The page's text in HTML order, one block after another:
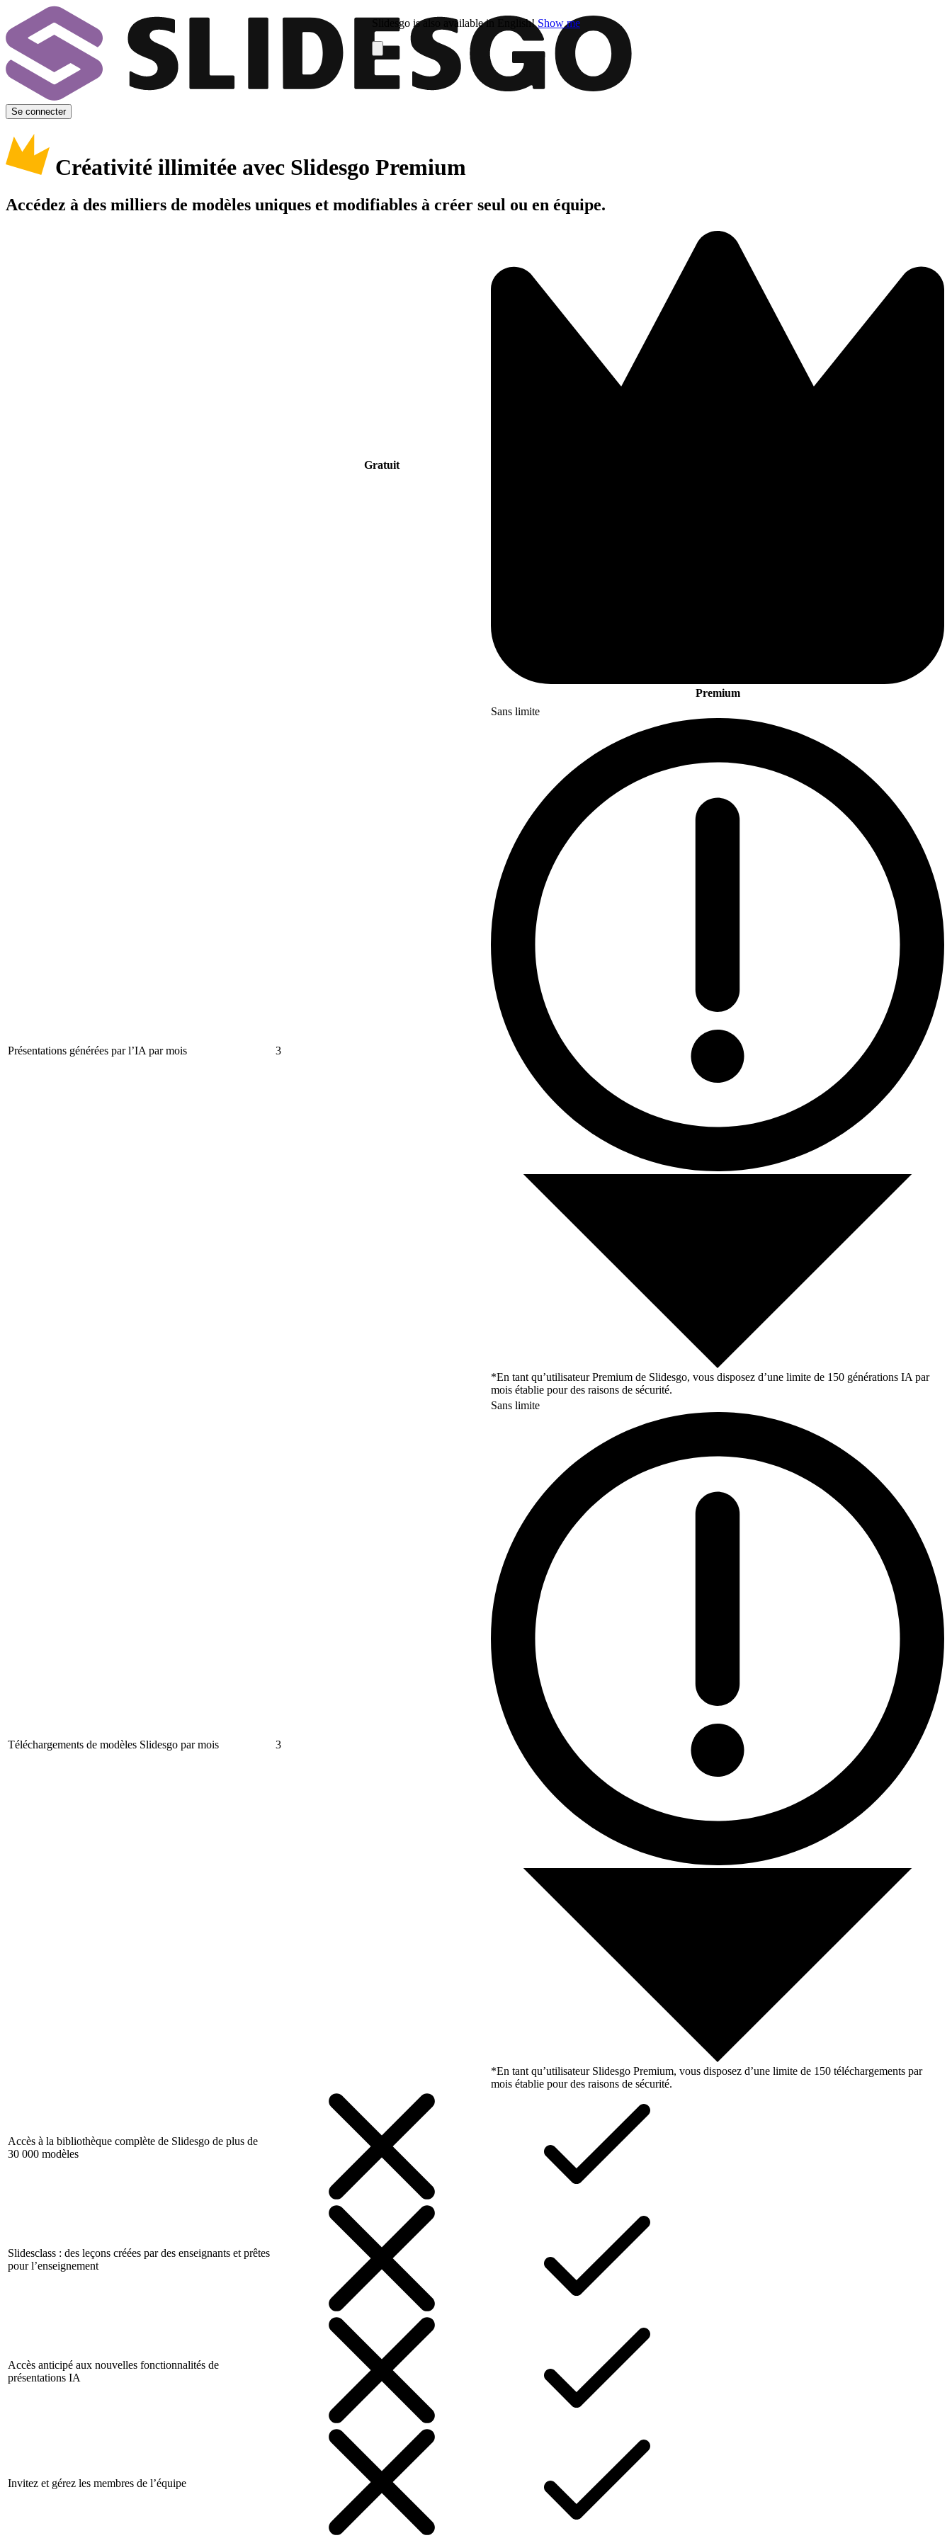
Slidesgo is also available in English! Show me
Se connecter
Créativité illimitée avec Slidesgo Premium
Accédez à des milliers de modèles uniques et modifiables à créer seul ou en équipe.
Gratuit
Premium
Présentations générées par l’IA par mois 3
Sans limite
*En tant qu’utilisateur Premium de Slidesgo, vous disposez d’une limite de 150 générations IA par
mois établie pour des raisons de sécurité.
Téléchargements de modèles Slidesgo par mois 3
Sans limite
*En tant qu’utilisateur Slidesgo Premium, vous disposez d’une limite de 150 téléchargements par
mois établie pour des raisons de sécurité.
Accès à la bibliothèque complète de Slidesgo de plus de
30 000 modèles
Slidesclass : des leçons créées par des enseignants et prêtes
pour l’enseignement
Accès anticipé aux nouvelles fonctionnalités de
présentations IA
Invitez et gérez les membres de l’équipe